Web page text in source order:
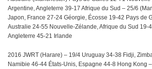
Argentine, Angleterre 39-17 Afrique du Sud – 25/6
Japon, France 27-24 Géorgie, Écosse 19-42 Pays de
Australie 24-55 Nouvelle-Zélande, Afrique du Sud 19-
Angleterre 45-21 Irlande
2016 JWRT (Harare) – 19/4 Uruguay 34-38 Fidji,
Namibie 46-44 États-Unis, Espagne 44-8 Hong Kong